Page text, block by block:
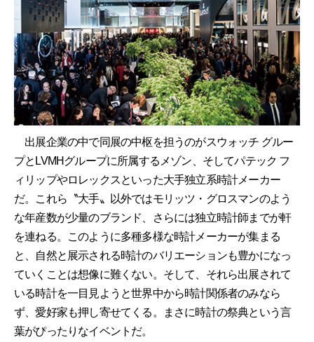
出展企業の中で同展の中枢を担うのがスウォッチ グルー
プとLVMHグループに所属するメゾン、そしてパテック フ
ィリップやロレックスといった大手独立系時計メーカー
だ。これら〝大手〟以外ではモリッツ・グロスマンのよう
な年産数が少量のブランド、さらには独立時計師までが軒
を連ねる。このように多種多様な時計メーカーが集まる
と、自然と展示される時計のバリエーションも豊かになっ
ていくことは想像に難くない。そして、それら出展されて
いる時計を一目見ようと世界中から時計関係者のみなら
ず、愛好家も押し寄せてくる。まさに時計の祭典という言
葉がぴったりなイベントだ。